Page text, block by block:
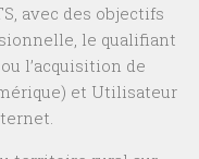
avec des objectifs
le qualifiant
l’acquisition de
et Utilisateur